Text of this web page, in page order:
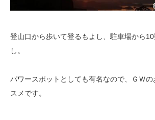
登山口から歩いて登るもよし、駐車場から
し。
パワースポットとしても有名なので、ＧＷの
スメです。